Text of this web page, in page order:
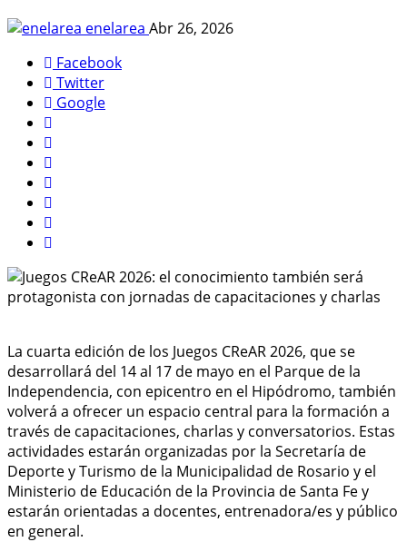
enelarea Abr 26, 2026
Facebook
Twitter
Google
La cuarta edición de los Juegos CReAR 2026, que se
desarrollará del 14 al 17 de mayo en el Parque de la
Independencia, con epicentro en el Hipódromo, también
volverá a ofrecer un espacio central para la formación a
través de capacitaciones, charlas y conversatorios. Estas
actividades estarán organizadas por la Secretaría de
Deporte y Turismo de la Municipalidad de Rosario y el
Ministerio de Educación de la Provincia de Santa Fe y
estarán orientadas a docentes, entrenadora/es y público
en general.